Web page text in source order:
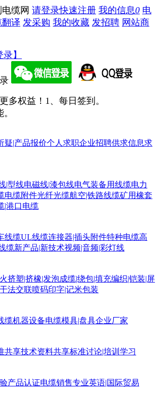
缆网 请登录快速注册 我的信息0 电
翻译 发采购 我的收藏 发招聘 网站商
】
多权益！ 1、每日签到。
疑|产品报价个人求职企业招聘供求信息求
|型线电磁线|漆包线电气装备用线缆电力
电缆附件光纤光缆航空|铁路线缆矿用橡套
|港口电缆
线缆UL线缆连接器|插头附件特种电缆高
缆新产品|新技术视频|音频|彩灯线
挤塑|挤橡|发泡成缆|绕包|填充编织|铠装|屏
法交联喷码印字|记米包装
缆机器设备电缆模具|盘具企业厂家
共享技术资料共享标准讨论|培训学习
产品认证电缆销售专业英语|国际贸易